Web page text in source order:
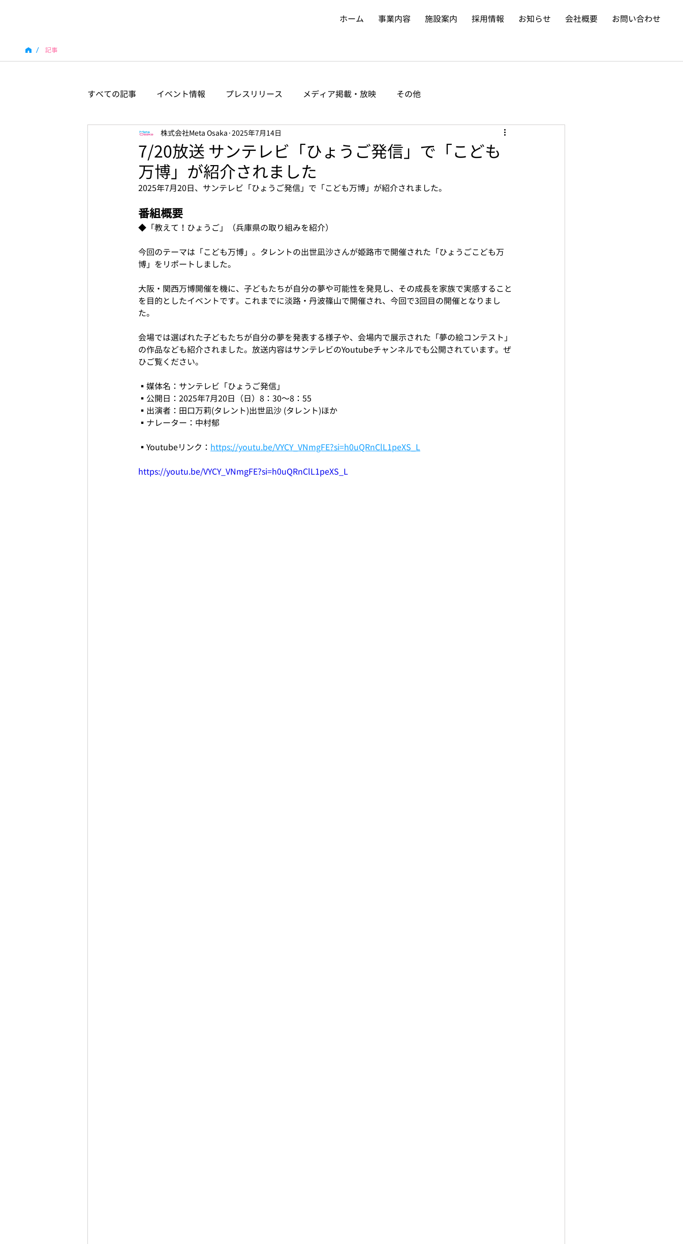
ホーム 事業内容 施設案内 採用情報 お知らせ 会社概要 お問い合わせ
/ 記事
すべての記事 イベント情報 プレスリリース メディア掲載・放映 その他
7/20放送 サンテレビ「ひょうご発信」で「こども
万博」が紹介されました
株式会社Meta Osaka 2025年7月14日
2025年7月20日、サンテレビ「ひょうご発信」で「こども万博」が紹介されました。
番組概要
◆「教えて！ひょうご」（兵庫県の取り組みを紹介）
今回のテーマは「こども万博」。タレントの出世凪沙さんが姫路市で開催された「ひょうごこども万
博」をリポートしました。
大阪・関西万博開催を機に、子どもたちが自分の夢や可能性を発見し、その成長を家族で実感すること
を目的としたイベントです。これまでに淡路・丹波篠山で開催され、今回で3回目の開催となりまし
た。
会場では選ばれた子どもたちが自分の夢を発表する様子や、会場内で展示された「夢の絵コンテスト」
の作品なども紹介されました。放送内容はサンテレビのYoutubeチャンネルでも公開されています。ぜ
ひご覧ください。
▪️媒体名：サンテレビ「ひょうご発信」
▪️公開日：2025年7月20日（日）8：30〜8：55
▪️出演者：田口万莉(タレント)出世凪沙 (タレント)ほか
▪️ナレーター：中村郁
▪️Youtubeリンク： https://youtu.be/VYCY_VNmgFE?si=h0uQRnClL1peXS_L
https://youtu.be/VYCY_VNmgFE?si=h0uQRnClL1peXS_L